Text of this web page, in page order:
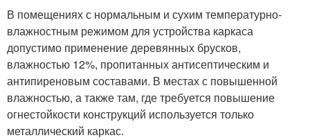
В помещениях с нормальным и сухим температурно-
влажностным режимом для устройства каркаса
допустимо применение деревянных брусков,
влажностью 12%, пропитанных антисептическим и
антипиреновым составами. В местах с повышенной
влажностью, а также там, где требуется повышение
огнестойкости конструкций используется только
металлический каркас.